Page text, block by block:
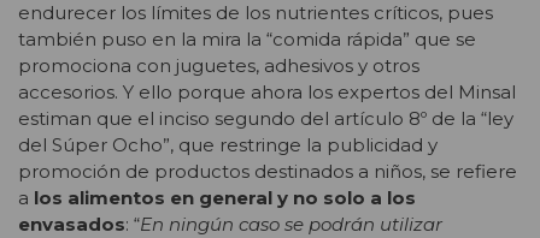
endurecer los límites de los nutrientes críticos, pues
también puso en la mira la “comida rápida” que se
promociona con juguetes, adhesivos y otros
accesorios. Y ello porque ahora los expertos del Minsal
estiman que el inciso segundo del artículo 8º de la “ley
del Súper Ocho”, que restringe la publicidad y
promoción de productos destinados a niños, se refiere
a los alimentos en general y no solo a los
envasados: “En ningún caso se podrán utilizar